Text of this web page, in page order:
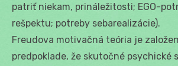
patriť niekam, prináležitosti; EGO-
rešpektu; potreby sebarealizácie).
Freudova motivačná teória je
predpoklade, že skutočné psychické